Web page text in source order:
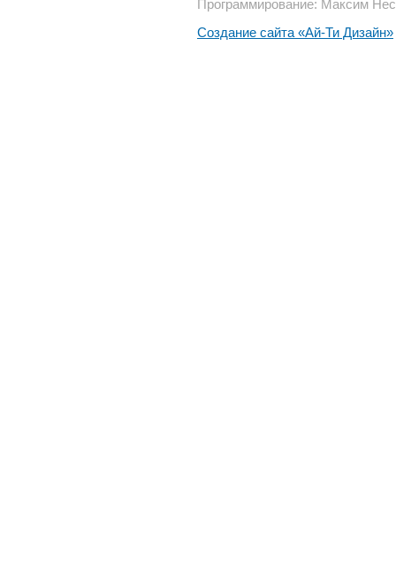
Программирование: Максим
Создание сайта «Ай-Ти Дизайн»